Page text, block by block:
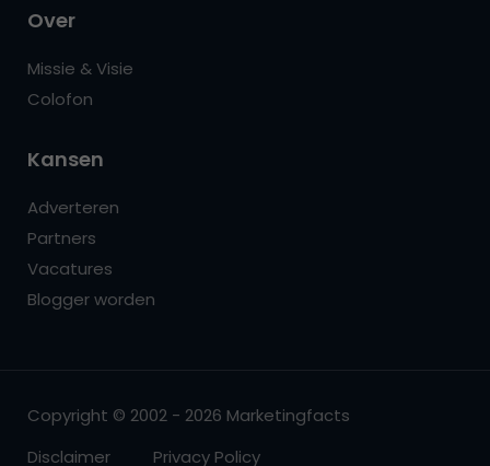
Over
Missie & Visie
Colofon
Kansen
Adverteren
Partners
Vacatures
Blogger worden
Copyright © 2002 - 2026 Marketingfacts
Disclaimer
Privacy Policy